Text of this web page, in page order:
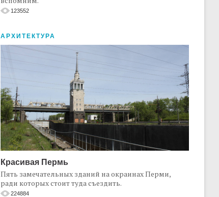
123552
АРХИТЕКТУРА
Красивая Пермь
Пять замечательных зданий на окраинах Перми,
ради которых стоит туда съездить.
224884